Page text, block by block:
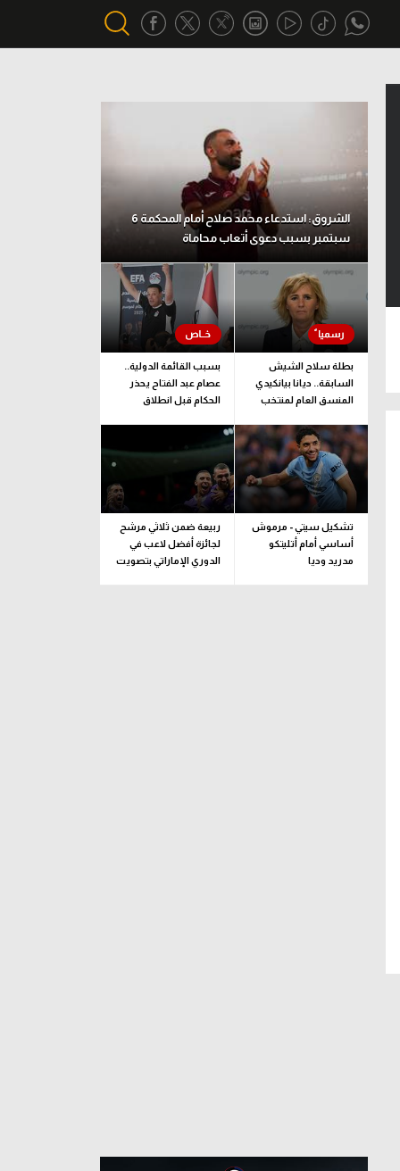
ميركاتو
تحقيق في الجول
تقرير في الجول
تحليل في الجول
حكايات في الجول
كويز في الجول
فيديو في الجول
الشروق: استدعاء محمد صلاح أمام المحكمة 6
سبتمبر بسبب دعوى أتعاب محاماة
بطلة سلاح الشيش
السابقة.. ديانا بيانكيدي
المنسق العام لمنتخب
بسبب القائمة الدولية..
عصام عبد الفتاح يحذر
الحكام قبل انطلاق
تشكيل سيتي - مرموش
أساسي أمام أتليتكو
مدريد وديا
ربيعة ضمن ثلاثي مرشح
لجائزة أفضل لاعب في
الدوري الإماراتي بتصويت